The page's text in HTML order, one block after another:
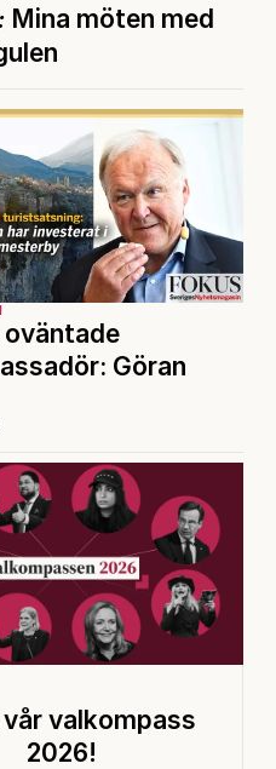
Mina möten med
Göran
valkompass
2026!